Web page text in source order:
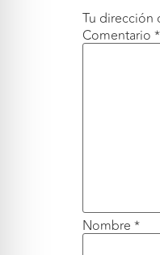
Tu dirección
Comentario *
Nombre *